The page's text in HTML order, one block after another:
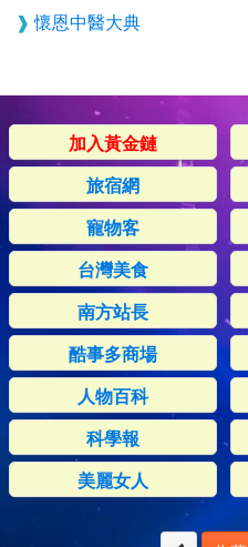
懷恩中醫大典
加入黃金鏈
旅宿網
寵物客
台灣美食
南方站長
酷事多商場
人物百科
科學報
美麗女人